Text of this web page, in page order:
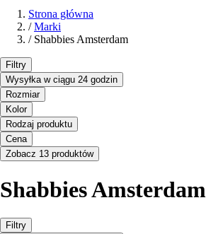
Strona główna
/ Marki
/ Shabbies Amsterdam
Filtry
Wysyłka w ciągu 24 godzin
Rozmiar
Kolor
Rodzaj produktu
Cena
Zobacz 13 produktów
Shabbies Amsterdam
Filtry